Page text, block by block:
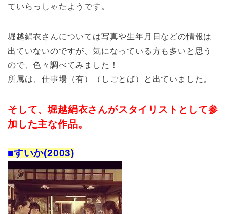
ていらっしゃたようです。
堀越絹衣さんについては写真や生年月日などの情報は
出ていないのですが、気になっている方も多いと思う
ので、色々調べてみました！
所属は、仕事場（有）（しごとば）と出ていました。
そして、堀越絹衣さんがスタイリストとして参
加した主な作品。
■すいか(2003)